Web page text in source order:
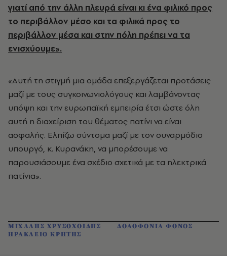
γιατί από την άλλη πλευρά είναι κι ένα φιλικό προς
το περιβάλλον μέσο και τα φιλικά προς το
περιβάλλον μέσα και στην πόλη πρέπει να τα
ενισχύουμε».
«Αυτή τη στιγμή μια ομάδα επεξεργάζεται προτάσεις
μαζί με τους συγκοινωνιολόγους και λαμβάνοντας
υπόψη και την ευρωπαϊκή εμπειρία έτσι ώστε όλη
αυτή η διαχείριση του θέματος πατίνι να είναι
ασφαλής. Ελπίζω σύντομα μαζί με τον συναρμόδιο
υπουργό, κ. Κυρανάκη, να μπορέσουμε να
παρουσιάσουμε ένα σχέδιο σχετικά με τα ηλεκτρικά
πατίνια».
ΜΙΧΑΛΗΣ ΧΡΥΣΟΧΟΙΔΗΣ
ΔΟΛΟΦΟΝΙΑ ΦΟΝΟΣ
ΗΡΑΚΛΕΙΟ ΚΡΗΤΗΣ